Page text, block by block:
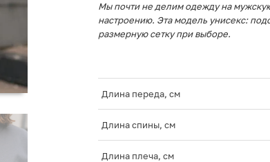
Мы почти не делим одежду на
настроению. Эта модель унисекс:
размерную сетку при выборе.
Длина переда, см
Длина спины, см
Длина плеча, см